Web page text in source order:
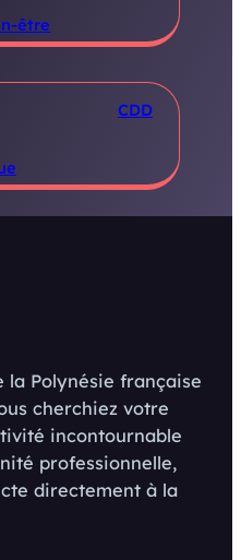
être
CDD
la Polynésie française
cherchiez votre
incontournable
professionnelle,
directement à la